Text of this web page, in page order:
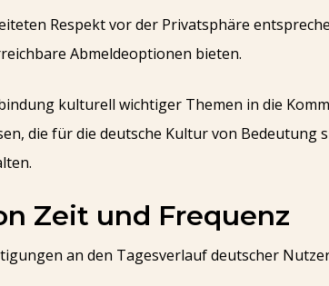
Respekt vor der Privatsphäre
Abmeldeoptionen bieten.
kulturell wichtiger Themen in die
die für die deutsche Kultur von
Zeit und Frequenz
an den Tagesverlauf deutscher